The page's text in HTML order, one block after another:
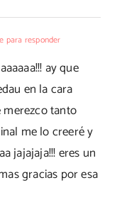
para responder
ay que
en la cara
merezco tanto
me lo creeré y
jajajaja!!! eres un
gracias por esa